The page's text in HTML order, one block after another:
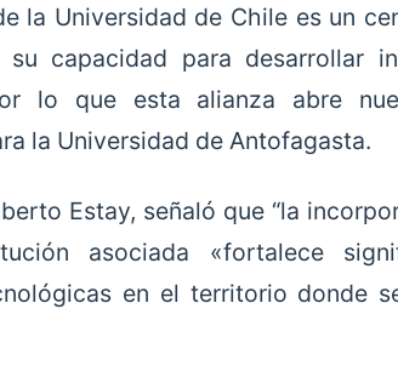
la Universidad de Chile es un
capacidad para desarrollar
lo que esta alianza abre
la Universidad de Antofagasta.
Estay, señaló que “la
asociada «fortalece
en el territorio donde